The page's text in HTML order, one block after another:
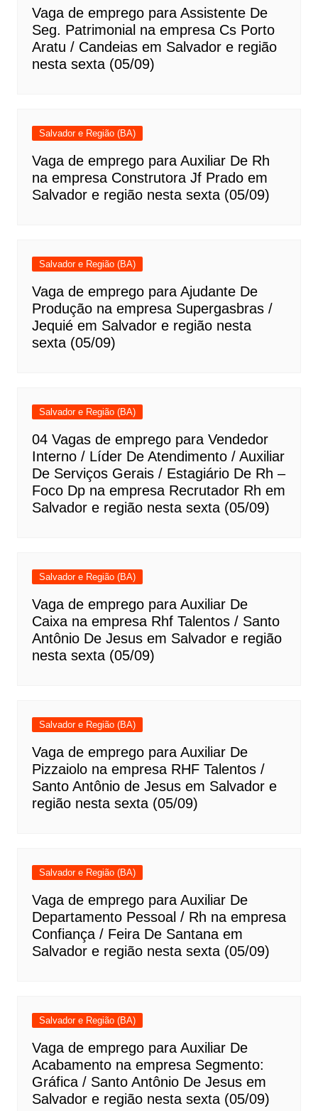
Vaga de emprego para Assistente De
Seg. Patrimonial na empresa Cs Porto
Aratu / Candeias em Salvador e região
nesta sexta (05/09)
Salvador e Região (BA)
Vaga de emprego para Auxiliar De Rh
na empresa Construtora Jf Prado em
Salvador e região nesta sexta (05/09)
Salvador e Região (BA)
Vaga de emprego para Ajudante De
Produção na empresa Supergasbras /
Jequié em Salvador e região nesta
sexta (05/09)
Salvador e Região (BA)
04 Vagas de emprego para Vendedor
Interno / Líder De Atendimento / Auxiliar
De Serviços Gerais / Estagiário De Rh –
Foco Dp na empresa Recrutador Rh em
Salvador e região nesta sexta (05/09)
Salvador e Região (BA)
Vaga de emprego para Auxiliar De
Caixa na empresa Rhf Talentos / Santo
Antônio De Jesus em Salvador e região
nesta sexta (05/09)
Salvador e Região (BA)
Vaga de emprego para Auxiliar De
Pizzaiolo na empresa RHF Talentos /
Santo Antônio de Jesus em Salvador e
região nesta sexta (05/09)
Salvador e Região (BA)
Vaga de emprego para Auxiliar De
Departamento Pessoal / Rh na empresa
Confiança / Feira De Santana em
Salvador e região nesta sexta (05/09)
Salvador e Região (BA)
Vaga de emprego para Auxiliar De
Acabamento na empresa Segmento:
Gráfica / Santo Antônio De Jesus em
Salvador e região nesta sexta (05/09)